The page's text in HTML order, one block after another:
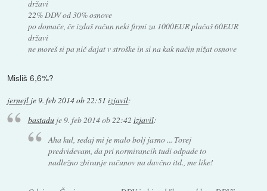
državi
22% DDV od 30% osnove
po domače, če izdaš račun neki firmi za 1000EUR plačaš 60EUR
državi
ne moreš si pa nič dajat v stroške in si na kak način nižat osnove
Misliš 6,6%?
jernejl je9. feb 2014 ob 22:51 izjavil:
bastaduje9. feb 2014 ob 22:42 izjavil:
Aha kul, sedaj mi je malo bolj jasno ... Torej
predvidevam, da pri normirancih tudi odpade to
nadležno zbiranje računov na davčno itd., me like!